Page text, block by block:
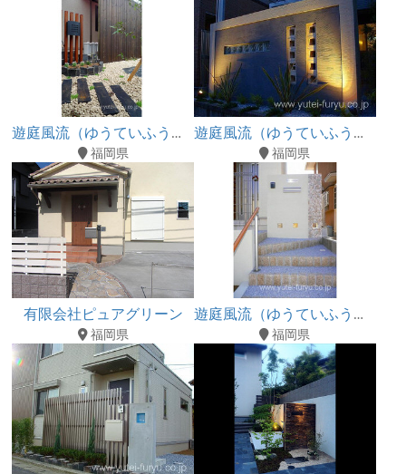
遊庭風流（ゆうていふうりゅう）
福岡県
遊庭風流（ゆうていふうりゅう）
福岡県
有限会社ピュアグリーン
福岡県
遊庭風流（ゆうていふうりゅう）
福岡県